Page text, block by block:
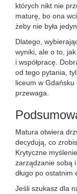
których nikt nie
maturę, bo ona
żeby nie była
Dlatego,
wyniki, ale o to,
i współpracę.
od tego pytania,
liceum w
przewaga.
Matura otwiera
decydują, co
Krytyczne
zarządzanie sobą i
długo po ostatnim
Jeśli szukasz dla